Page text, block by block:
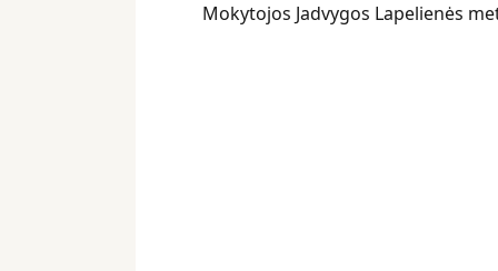
Mokytojos Jadvygos Lapelienės